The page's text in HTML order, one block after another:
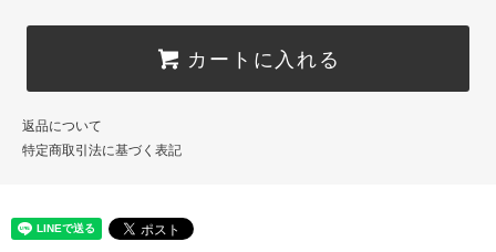
カートに入れる
返品について
特定商取引法に基づく表記